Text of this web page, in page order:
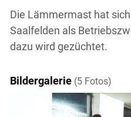
Die Lämmermast hat
Saalfelden als
dazu wird gezüchtet.
Bildergalerie (5 Fotos)